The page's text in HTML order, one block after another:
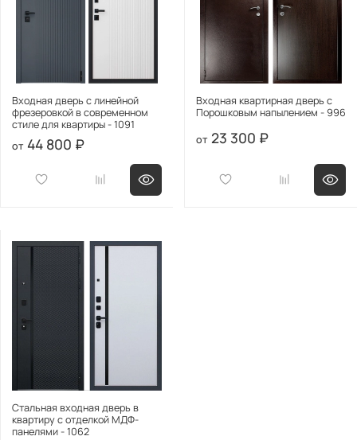
Входная дверь с линейной
фрезеровкой в современном
стиле для квартиры - 1091
44 800 ₽
Входная квартирная дверь с
Порошковым напылением - 996
23 300 ₽
Стальная входная дверь в
квартиру с отделкой МДФ-
панелями - 1062